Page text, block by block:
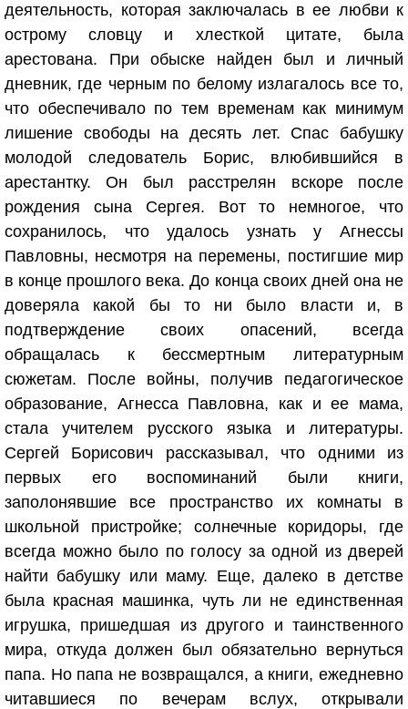
деятельность, которая заключалась в ее любви к
острому словцу и хлесткой цитате, была
арестована. При обыске найден был и личный
дневник, где черным по белому излагалось все то,
что обеспечивало по тем временам как минимум
лишение свободы на десять лет. Спас бабушку
молодой следователь Борис, влюбившийся в
арестантку. Он был расстрелян вскоре после
рождения сына Сергея. Вот то немногое, что
сохранилось, что удалось узнать у Агнессы
Павловны, несмотря на перемены, постигшие мир
в конце прошлого века. До конца своих дней она не
доверяла какой бы то ни было власти и, в
подтверждение своих опасений, всегда
обращалась к бессмертным литературным
сюжетам. После войны, получив педагогическое
образование, Агнесса Павловна, как и ее мама,
стала учителем русского языка и литературы.
Сергей Борисович рассказывал, что одними из
первых его воспоминаний были книги,
заполонявшие все пространство их комнаты в
школьной пристройке; солнечные коридоры, где
всегда можно было по голосу за одной из дверей
найти бабушку или маму. Еще, далеко в детстве
была красная машинка, чуть ли не единственная
игрушка, пришедшая из другого и таинственного
мира, откуда должен был обязательно вернуться
папа. Но папа не возвращался, а книги, ежедневно
читавшиеся по вечерам вслух, открывали